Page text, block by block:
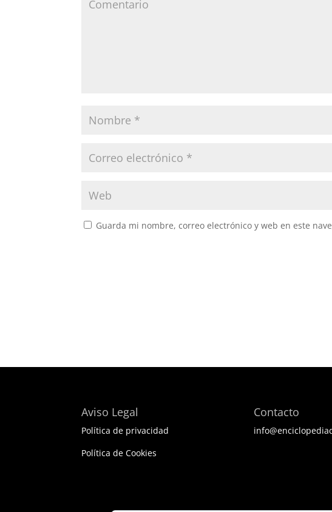
Guarda mi nombre, correo electrónico y web en este
Aviso Legal
Política de privacidad
Política de Cookies
Contacto